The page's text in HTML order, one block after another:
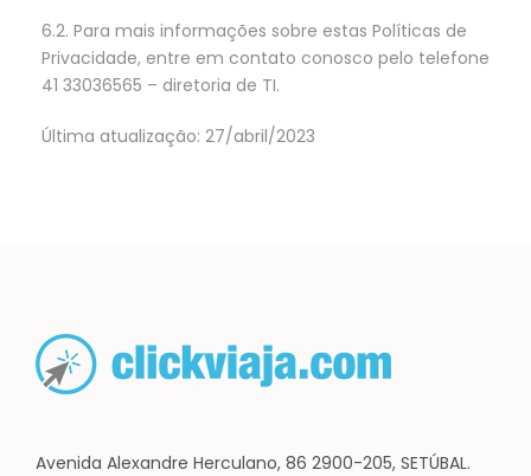
6.2. Para mais informações sobre estas Políticas de
Privacidade, entre em contato conosco pelo telefone
41 33036565 – diretoria de TI.
Última atualização: 27/abril/2023
Avenida Alexandre Herculano, 86 2900-205, SETÚBAL.